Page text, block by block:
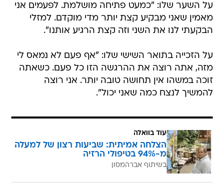
על השער שלו: "כמעט פתיחה מושלמת. לפעמים אני
מאמין שאני מבקיע קצת יותר מדי מוקדם. למזלי
הבקעתי לנו את השני וזה קצת הרגיע אותנו".
על הזכייה בתואר השישי שלו: "אף פעם לא נמאס לי
מזה, אתה רוצה את ההרגשה הזו כל פעם. כשאתה
זוכה במשהו אין תחושה טובה יותר. אני רוצה
להמשיך לנצח כמה שאני יכול".
עוד בוואלה
הצלחה אמיתית: שביעות רצון של למעלה
מ-94% בטיפולי הרזיה
בשיתוף אברהמסון